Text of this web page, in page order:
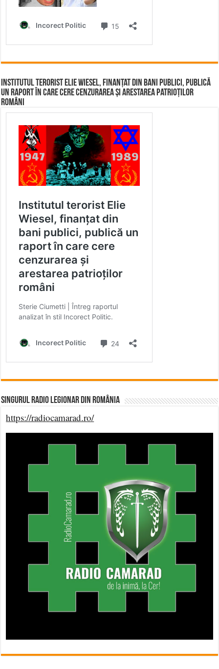
Institutul terorist Elie Wiesel, finanțat din bani publici, publică
un raport în care cere cenzurarea și arestarea patrioților
români
Singurul Radio Legionar din România
https://radiocamarad.ro/